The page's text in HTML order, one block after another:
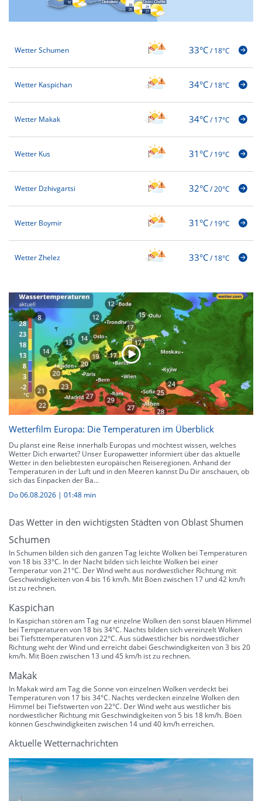
Wetter Schumen 33°C/18°C
Wetter Kaspichan 34°C/18°C
Wetter Makak 34°C/17°C
Wetter Kus 31°C/19°C
Wetter Dzhivgartsi 32°C/20°C
Wetter Boymir 31°C/19°C
Wetter Zhelez 33°C/18°C
Wetterfilm Europa: Die Temperaturen im Überblick
Du planst eine Reise innerhalb Europas und möchtest wissen, welches
Wetter Dich erwartet? Unser Europawetter informiert über das aktuelle
Wetter in den beliebtesten europäischen Reiseregionen. Anhand der
Temperaturen in der Luft und in den Meeren kannst Du Dir anschauen, ob
sich das Einpacken der Ba...
Do 06.08.2026 | 01:48 min
Das Wetter in den wichtigsten Städten von Oblast Shumen
Schumen
In Schumen bilden sich den ganzen Tag leichte Wolken bei Temperaturen
von 18 bis 33°C. In der Nacht bilden sich leichte Wolken bei einer
Temperatur von 21°C. Der Wind weht aus nordwestlicher Richtung mit
Geschwindigkeiten von 4 bis 16 km/h. Mit Böen zwischen 17 und 42 km/h
ist zu rechnen.
Kaspichan
In Kaspichan stören am Tag nur einzelne Wolken den sonst blauen Himmel
bei Temperaturen von 18 bis 34°C. Nachts bilden sich vereinzelt Wolken
bei Tiefsttemperaturen von 22°C. Aus südwestlicher bis nordwestlicher
Richtung weht der Wind und erreicht dabei Geschwindigkeiten von 3 bis 20
km/h. Mit Böen zwischen 13 und 45 km/h ist zu rechnen.
Makak
In Makak wird am Tag die Sonne von einzelnen Wolken verdeckt bei
Temperaturen von 17 bis 34°C. Nachts verdecken einzelne Wolken den
Himmel bei Tiefstwerten von 22°C. Der Wind weht aus westlicher bis
nordwestlicher Richtung mit Geschwindigkeiten von 5 bis 18 km/h. Böen
können Geschwindigkeiten zwischen 14 und 40 km/h erreichen.
Aktuelle Wetternachrichten